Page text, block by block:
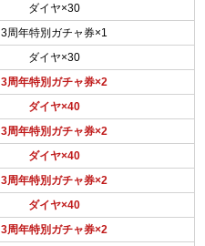
ダイヤ×30
3周年特別ガチャ券×1
ダイヤ×30
3周年特別ガチャ券×2
ダイヤ×40
3周年特別ガチャ券×2
ダイヤ×40
3周年特別ガチャ券×2
ダイヤ×40
3周年特別ガチャ券×2